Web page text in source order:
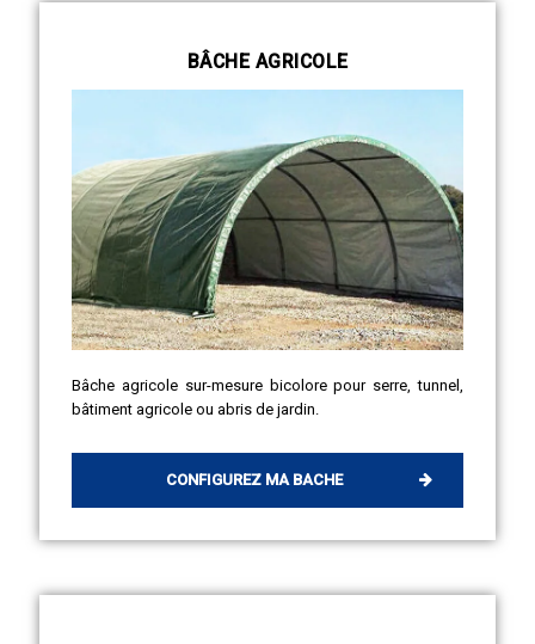
BÂCHE AGRICOLE
Bâche agricole sur-mesure bicolore pour serre, tunnel,
bâtiment agricole ou abris de jardin.
CONFIGUREZ MA BACHE